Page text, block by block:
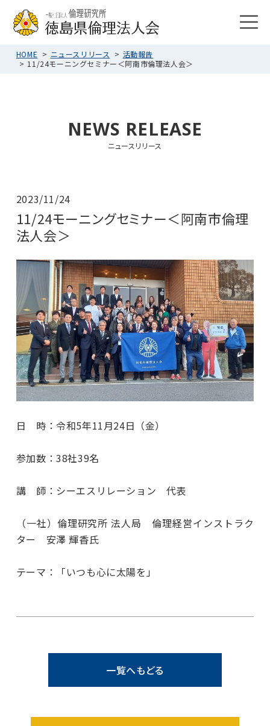
HOME ニュースリリース
活動報告
11/24モーニングセミナー＜阿南市倫理法人会＞
NEWS RELEASE
ニュースリリース
2023/11/24
11/24モーニングセミナー＜阿南市倫理
法人会＞
日 時：令和5年11月24日（金）
参加数：38社39名
講 師：シーエスリレーション 代表
（一社）倫理研究所 法人局 倫理経営インストラク
ター 安澤 輝香氏
テーマ：「いつも心に太陽を」
一覧へもどる